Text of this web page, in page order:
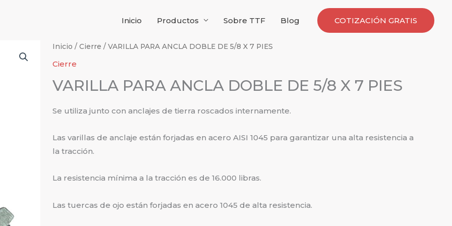
Inicio Productos Sobre TTF Blog COTIZACIÓN GRATIS
Inicio / Cierre / VARILLA PARA ANCLA DOBLE DE 5/8 X 7 PIES
Cierre
VARILLA PARA ANCLA DOBLE DE 5/8 X 7 PIES
Se utiliza junto con anclajes de tierra roscados internamente.
Las varillas de anclaje están forjadas en acero AISI 1045 para garantizar una alta resistencia a
la tracción.
La resistencia mínima a la tracción es de 16.000 libras.
Las tuercas de ojo están forjadas en acero 1045 de alta resistencia.